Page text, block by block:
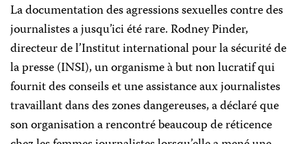
La documentation des agressions sexuelles contre des
journalistes a jusqu’ici été rare. Rodney Pinder,
directeur de l’Institut international pour la sécurité de
la presse (INSI), un organisme à but non lucratif qui
fournit des conseils et une assistance aux journalistes
travaillant dans des zones dangereuses, a déclaré que
son organisation a rencontré beaucoup de réticence